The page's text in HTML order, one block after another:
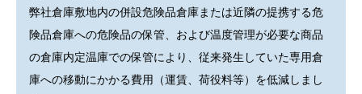
弊社倉庫敷地内の併設危険品倉庫または近隣の提携する危
険品倉庫への危険品の保管、および温度管理が必要な商品
の倉庫内定温庫での保管により、従来発生していた専用倉
庫への移動にかかる費用（運賃、荷役料等）を低減しまし